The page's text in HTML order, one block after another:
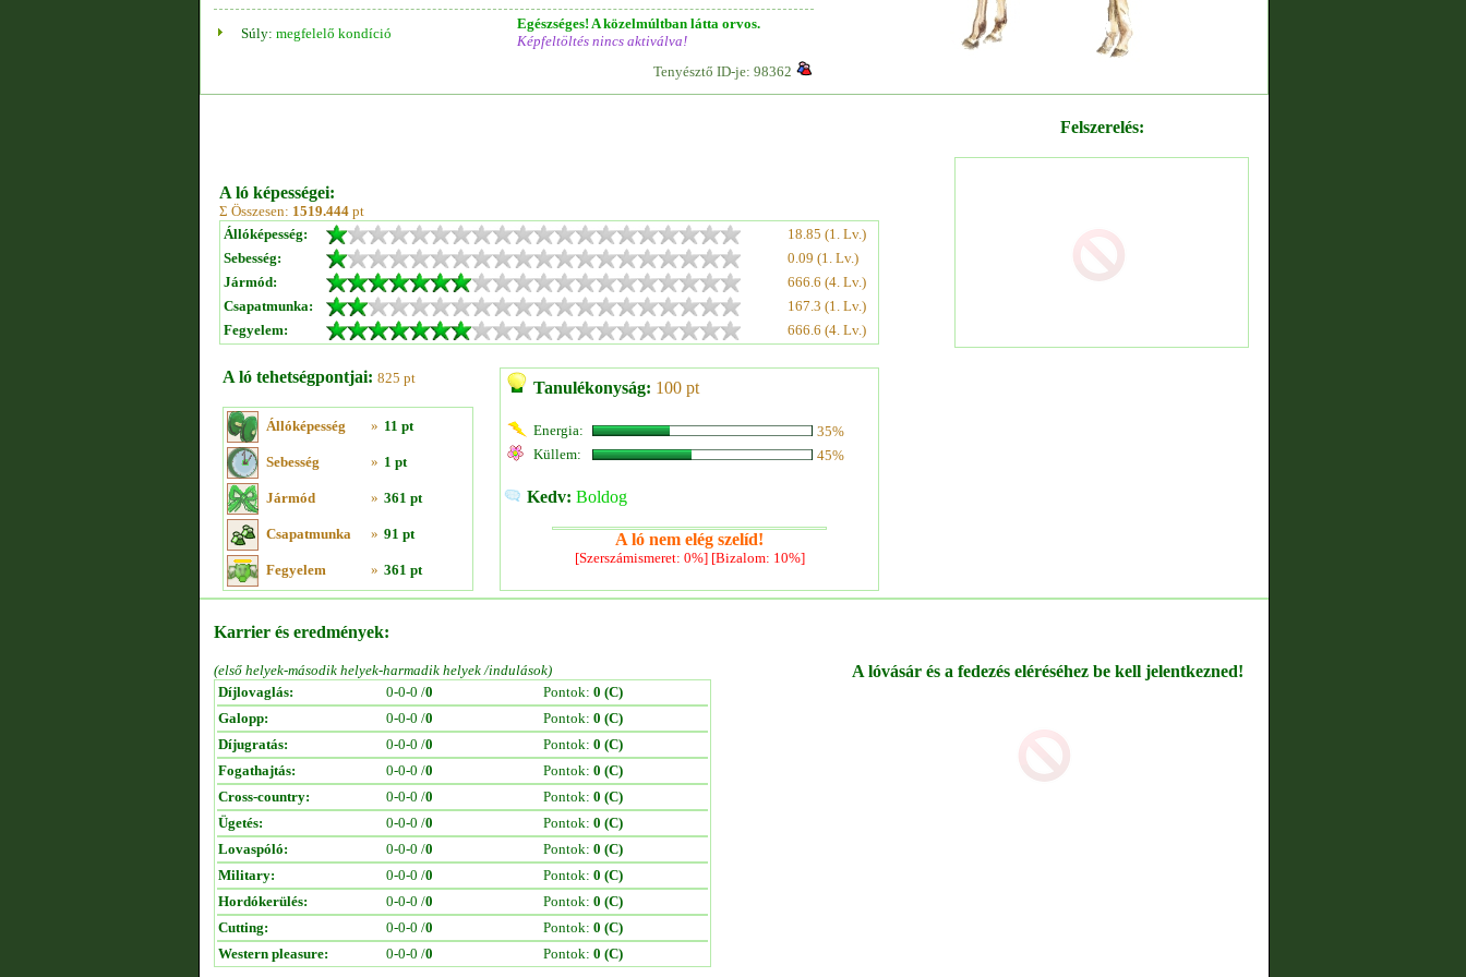
Súly: megfelelő kondíció
Egészséges! A közelmúltban látta orvos.
Képfeltöltés nincs aktiválva!
Tenyésztő ID-je: 98362
A ló képességei:
Σ Összesen: 1519.444 pt
Állóképesség:
18.85 (1. Lv.)
Sebesség:
0.09 (1. Lv.)
Jármód:
666.6 (4. Lv.)
Csapatmunka:
167.3 (1. Lv.)
Fegyelem:
666.6 (4. Lv.)
A ló tehetségpontjai: 825 pt
Állóképesség » 11 pt
Sebesség » 1 pt
Jármód » 361 pt
Csapatmunka » 91 pt
Fegyelem » 361 pt
Tanulékonyság: 100 pt
Energia:
35%
Küllem:
45%
Kedv: Boldog
A ló nem elég szelíd!
[Szerszámismeret: 0%] [Bizalom: 10%]
Felszerelés:
Karrier és eredmények:
(első helyek-második helyek-harmadik helyek /indulások)
Díjlovaglás:
0-0-0 /0 Pontok: 0 (C)
Galopp:
0-0-0 /0 Pontok: 0 (C)
Díjugratás:
0-0-0 /0 Pontok: 0 (C)
Fogathajtás:
0-0-0 /0 Pontok: 0 (C)
Cross-country:
0-0-0 /0 Pontok: 0 (C)
Ügetés:
0-0-0 /0 Pontok: 0 (C)
Lovaspóló:
0-0-0 /0 Pontok: 0 (C)
Military:
0-0-0 /0 Pontok: 0 (C)
Hordókerülés:
0-0-0 /0 Pontok: 0 (C)
Cutting:
0-0-0 /0 Pontok: 0 (C)
Western pleasure:
0-0-0 /0 Pontok: 0 (C)
A lóvásár és a fedezés eléréséhez be kell jelentkezned!